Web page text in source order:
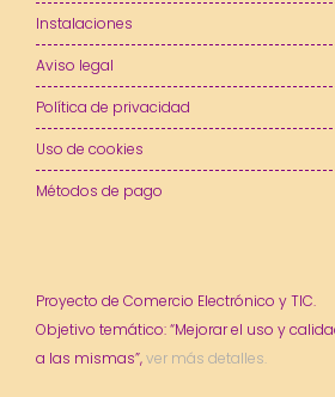
Instalaciones
Aviso legal
Política de privacidad
Uso de cookies
Métodos de pago
Proyecto de Comercio Electrónico y TIC.
Objetivo temático: “Mejorar el uso y
a las mismas”,ver más detalles.